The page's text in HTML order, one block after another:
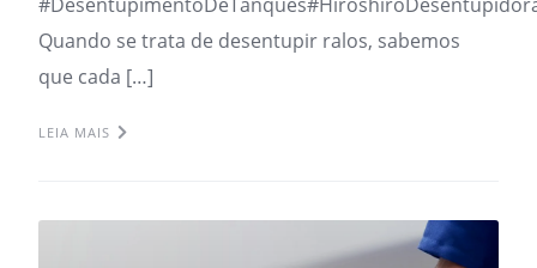
Quando se trata de desentupir ralos, sabemos
que cada […]
LEIA MAIS